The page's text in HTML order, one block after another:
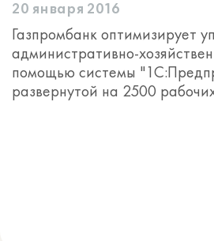
20 января 2016
Газпромбанк оптимизирует
административно-
помощью системы
развернутой на 2500